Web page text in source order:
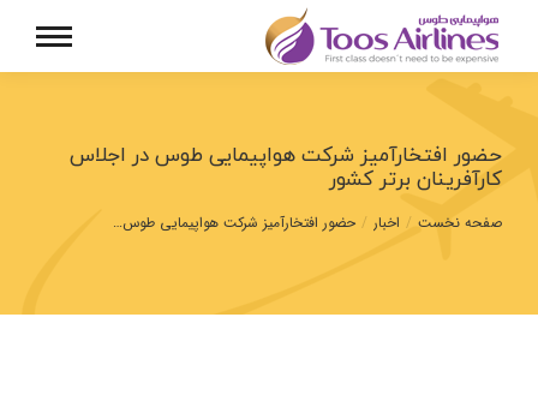
حضور افتخارآمیز شرکت هواپیمایی طوس در اجلاس
کارآفرینان برتر کشور
مکان شما:
صفحه نخست اخبار حضور افتخارآمیز شرکت هواپیمایی طوس…